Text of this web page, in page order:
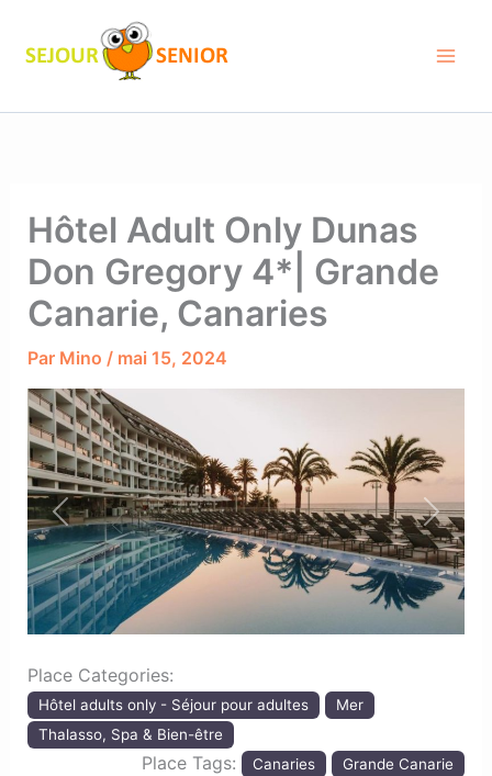
contenu
Hôtel Adult Only Dunas
Don Gregory 4*| Grande
Canarie, Canaries
Par Mino / mai 15, 2024
Previous Next
Place Categories:
Hôtel adults only - Séjour pour adultes
Mer
Thalasso, Spa & Bien-être
Place Tags: Canaries Grande Canarie